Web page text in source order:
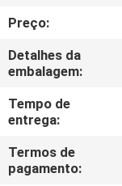
CONTROLE
DA
QUALIDADE
CONTACTE-
NOS
Preço:
Detalhes da
embalagem:
Tempo de
entrega:
Termos de
pagamento: